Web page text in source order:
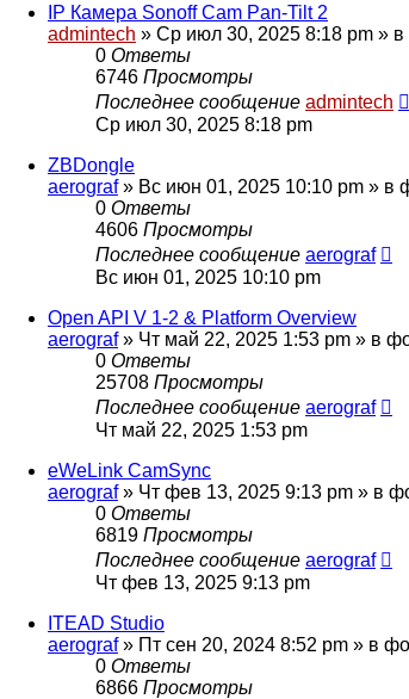
IP Камера Sonoff Cam Pan-Tilt 2
admintech » Ср июл 30, 2025 8:18 pm »
0 Ответы
6746 Просмотры
Последнее сообщение admintech
Ср июл 30, 2025 8:18 pm
ZBDongle
aerograf» Вс июн 01, 2025 10:10 pm » в
0 Ответы
4606 Просмотры
Последнее сообщение aerograf
Вс июн 01, 2025 10:10 pm
Open API V 1-2 & Platform Overview
aerograf» Чт май 22, 2025 1:53 pm » в
0 Ответы
25708 Просмотры
Последнее сообщение aerograf
Чт май 22, 2025 1:53 pm
eWeLink CamSync
aerograf» Чт фев 13, 2025 9:13 pm » в
0 Ответы
6819 Просмотры
Последнее сообщение aerograf
Чт фев 13, 2025 9:13 pm
ITEAD Studio
aerograf» Пт сен 20, 2024 8:52 pm » в
0 Ответы
6866 Просмотры